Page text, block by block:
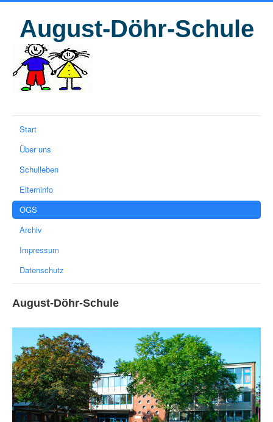
August-Döhr-Schule
Start
Über uns
Schulleben
Elterninfo
OGS
Archiv
Impressum
Datenschutz
August-Döhr-Schule